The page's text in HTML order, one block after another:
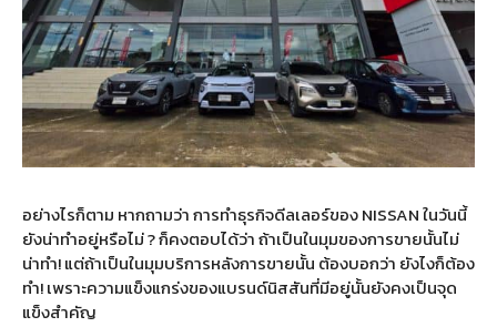
อย่างไรก็ตาม หากถามว่า การทำธุรกิจดีลเลอร์ของ NISSAN ในวันนี้
ยังน่าทำอยู่หรือไม่?ก็คงตอบได้ว่า ถ้าเป็นในมุมของการขายนั้นไม่
น่าทำ!แต่ถ้าเป็นในมุมบริการหลังการขายนั้น ต้องบอกว่า ยังไงก็ต้อง
ทำ!เพราะความแข็งแกร่งของแบรนด์นิสสันที่มีอยู่นั้นยังคงเป็นจุด
แข็งสำคัญ